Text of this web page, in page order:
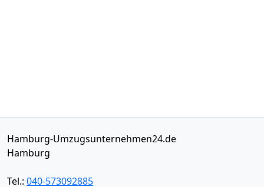
Hamburg-Umzugsunternehmen24.de
Hamburg
Tel.: 040-573092885